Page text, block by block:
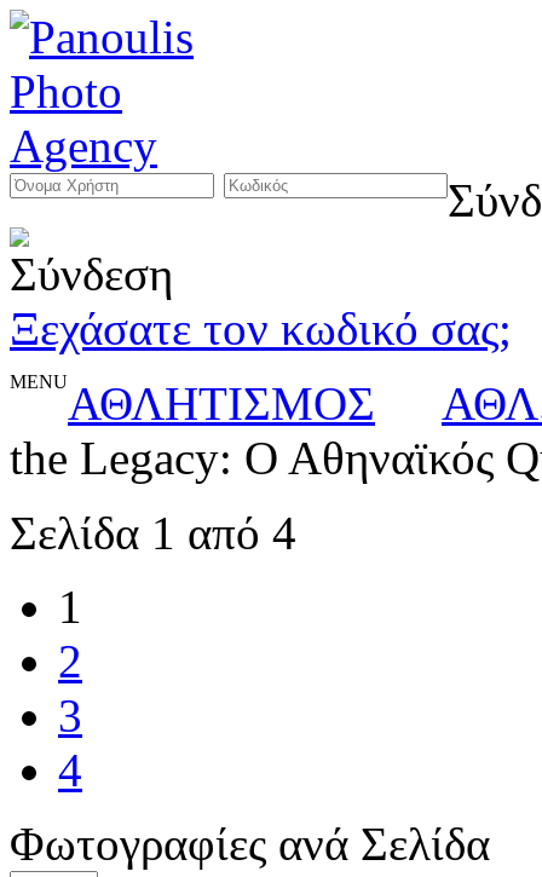
Ξεχάσατε τον κωδικό σας;
MENUΑΘΛΗΤΙΣΜΟΣ
the Legacy: Ο Αθηναϊκός
Σελίδα 1 από 4
1
2
3
4
Φωτογραφίες ανά Σελίδα